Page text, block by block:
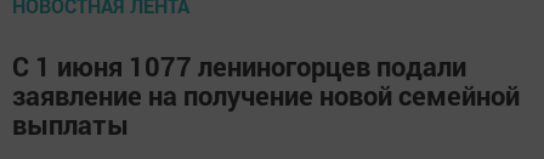
НОВОСТНАЯ ЛЕНТА
С 1 июня 1077 лениногорцев подали
заявление на получение новой семейной
выплаты